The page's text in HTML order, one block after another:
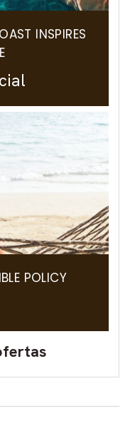
INSPIRES
POLICY